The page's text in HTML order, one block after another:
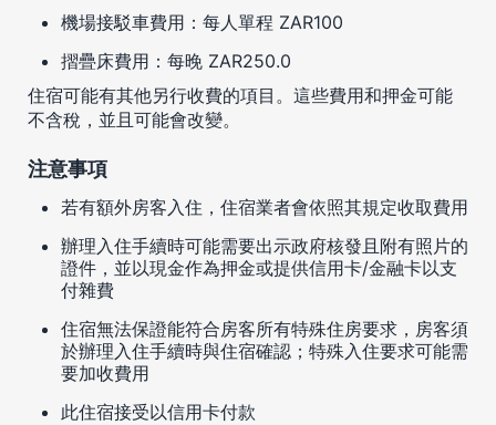
機場接駁車費用：每人單程 ZAR100
摺疊床費用：每晚 ZAR250.0
住宿可能有其他另行收費的項目。這些費用和押金可能
不含稅，並且可能會改變。
注意事項
若有額外房客入住，住宿業者會依照其規定收取費用
辦理入住手續時可能需要出示政府核發且附有照片的
證件，並以現金作為押金或提供信用卡/金融卡以支
付雜費
住宿無法保證能符合房客所有特殊住房要求，房客須
於辦理入住手續時與住宿確認；特殊入住要求可能需
要加收費用
此住宿接受以信用卡付款